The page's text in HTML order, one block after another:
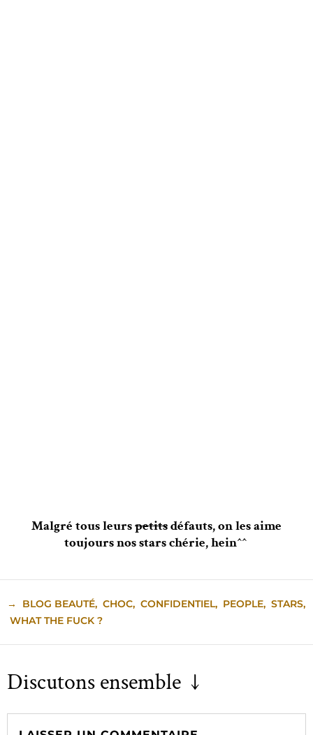
Malgré tous leurspetitsdéfauts, on les aime
toujours nos stars chérie, hein^^
→ BLOG BEAUTÉ, CHOC, CONFIDENTIEL, PEOPLE, STARS,
WHAT THE FUCK ?
Discutons ensemble ↓